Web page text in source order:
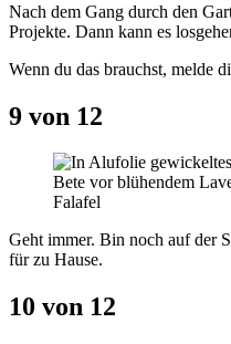
Nach dem Gang durch den
Projekte. Dann kann es
Wenn du das brauchst, melde
9 von 12
Falafel
Geht immer. Bin noch auf der
für zu Hause.
10 von 12